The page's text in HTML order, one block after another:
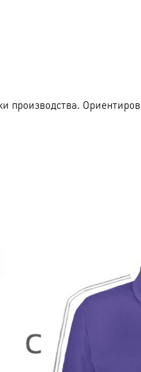
производства.